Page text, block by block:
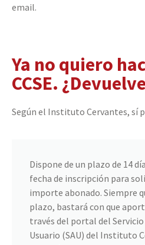
email.
Ya no quiero
CCSE.
Según el Instituto Cervantes, sí
Dispone de un plazo de 14
fecha de inscripción para
importe abonado. Siempre
plazo, bastará con que
través del portal del
Usuario (SAU) del Instituto